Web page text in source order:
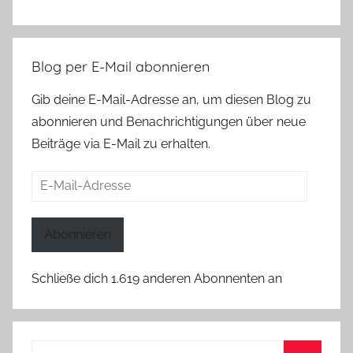
Blog per E-Mail abonnieren
Gib deine E-Mail-Adresse an, um diesen Blog zu
abonnieren und Benachrichtigungen über neue
Beiträge via E-Mail zu erhalten.
E-
Abonnieren
Schließe dich 1.619 anderen Abonnenten an